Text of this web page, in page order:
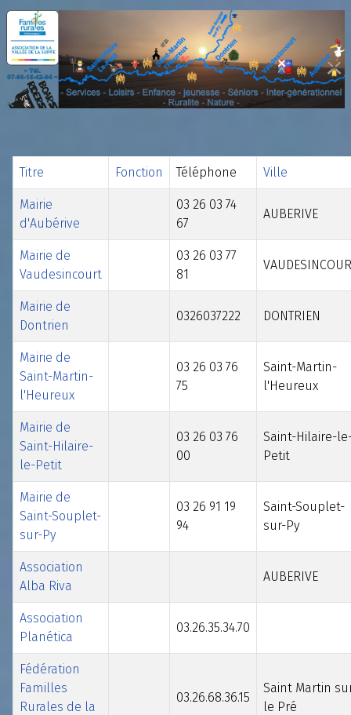
Titre Fonction Téléphone Ville
Mairie
d'Aubérive
03 26 03 74
67
AUBERIVE
Mairie de
Vaudesincourt
03 26 03 77
81
Mairie de
Dontrien
0326037222 DONTRIEN
Mairie de
Saint-Martin-
l'Heureux
03 26 03 76
75
Saint-Martin-
l'Heureux
Mairie de
Saint-Hilaire-
le-Petit
03 26 03 76
00
Saint-Hilaire-
Petit
Mairie de
Saint-Souplet-
sur-Py
03 26 91 19
94
Saint-Souplet-
sur-Py
Association
Alba Riva
AUBERIVE
Association
Planética
03.26.35.34.70
Fédération
Familles
Rurales de la
03.26.68.36.15
Saint Martin
le Pré